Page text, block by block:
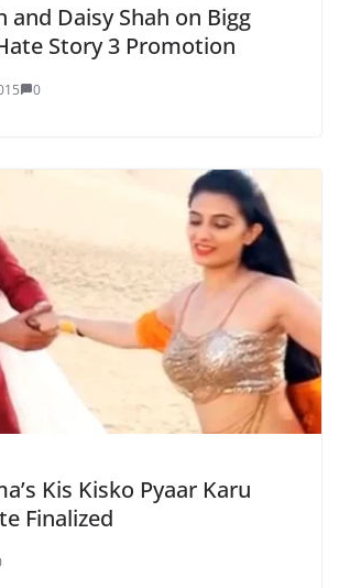
and Daisy Shah on Bigg
Story 3 Promotion
0
Kis Kisko Pyaar Karu
Finalized